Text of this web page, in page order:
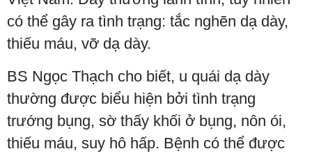
có thể gây ra tình trạng: tắc nghẽn dạ dày,
thiếu máu, vỡ dạ dày.
BS Ngọc Thạch cho biết, u quái dạ dày
thường được biểu hiện bởi tình trạng
trướng bụng, sờ thấy khối ở bụng, nôn ói,
thiếu máu, suy hô hấp. Bệnh có thể được